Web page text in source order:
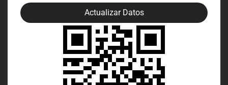
Actualizar Datos